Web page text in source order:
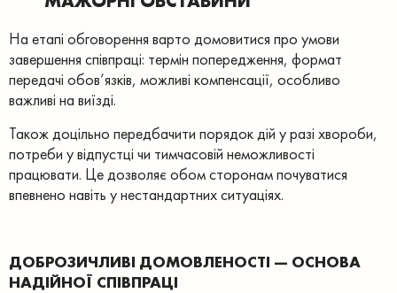
На етапі обговорення варто домовитися про умови
завершення співпраці: термін попередження, формат
передачі обов’язків, можливі компенсації, особливо
важливі на виїзді.
Також доцільно передбачити порядок дій у разі хвороби,
потреби у відпустці чи тимчасовій неможливості
працювати. Це дозволяє обом сторонам почуватися
впевнено навіть у нестандартних ситуаціях.
ДОБРОЗИЧЛИВІ ДОМОВЛЕНОСТІ — ОСНОВА
НАДІЙНОЇ СПІВПРАЦІ